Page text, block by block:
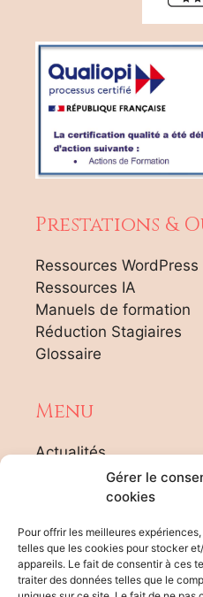
Gérer le
cookies
Pour offrir les meilleures
telles que les cookies pour stocker
appareils. Le fait de consentir à ces
traiter des données telles que le
Prestations &
Ressources WordPress
Ressources IA
Manuels de formation
Réduction Stagiaires
Glossaire
Menu
Actualités
Agenda Formateur
Plan du site